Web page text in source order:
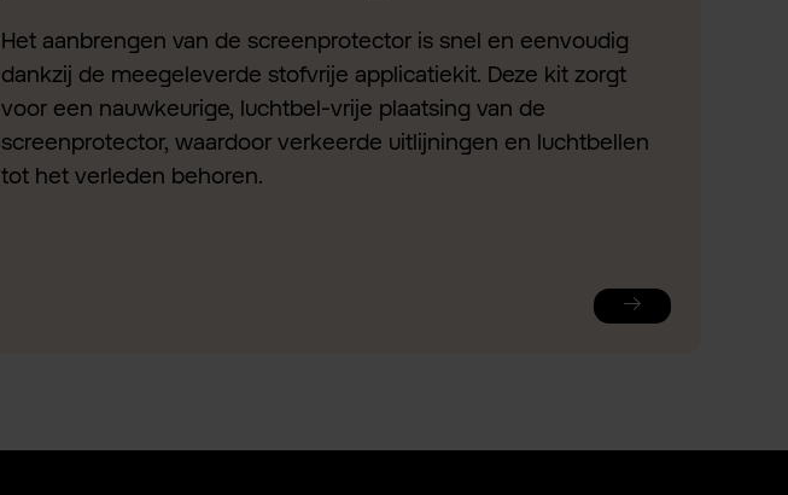
Het aanbrengen van de screenprotector is snel en eenvoudig
dankzij de meegeleverde stofvrije applicatiekit. Deze kit zorgt
voor een nauwkeurige, luchtbel-vrije plaatsing van de
screenprotector, waardoor verkeerde uitlijningen en luchtbellen
tot het verleden behoren.